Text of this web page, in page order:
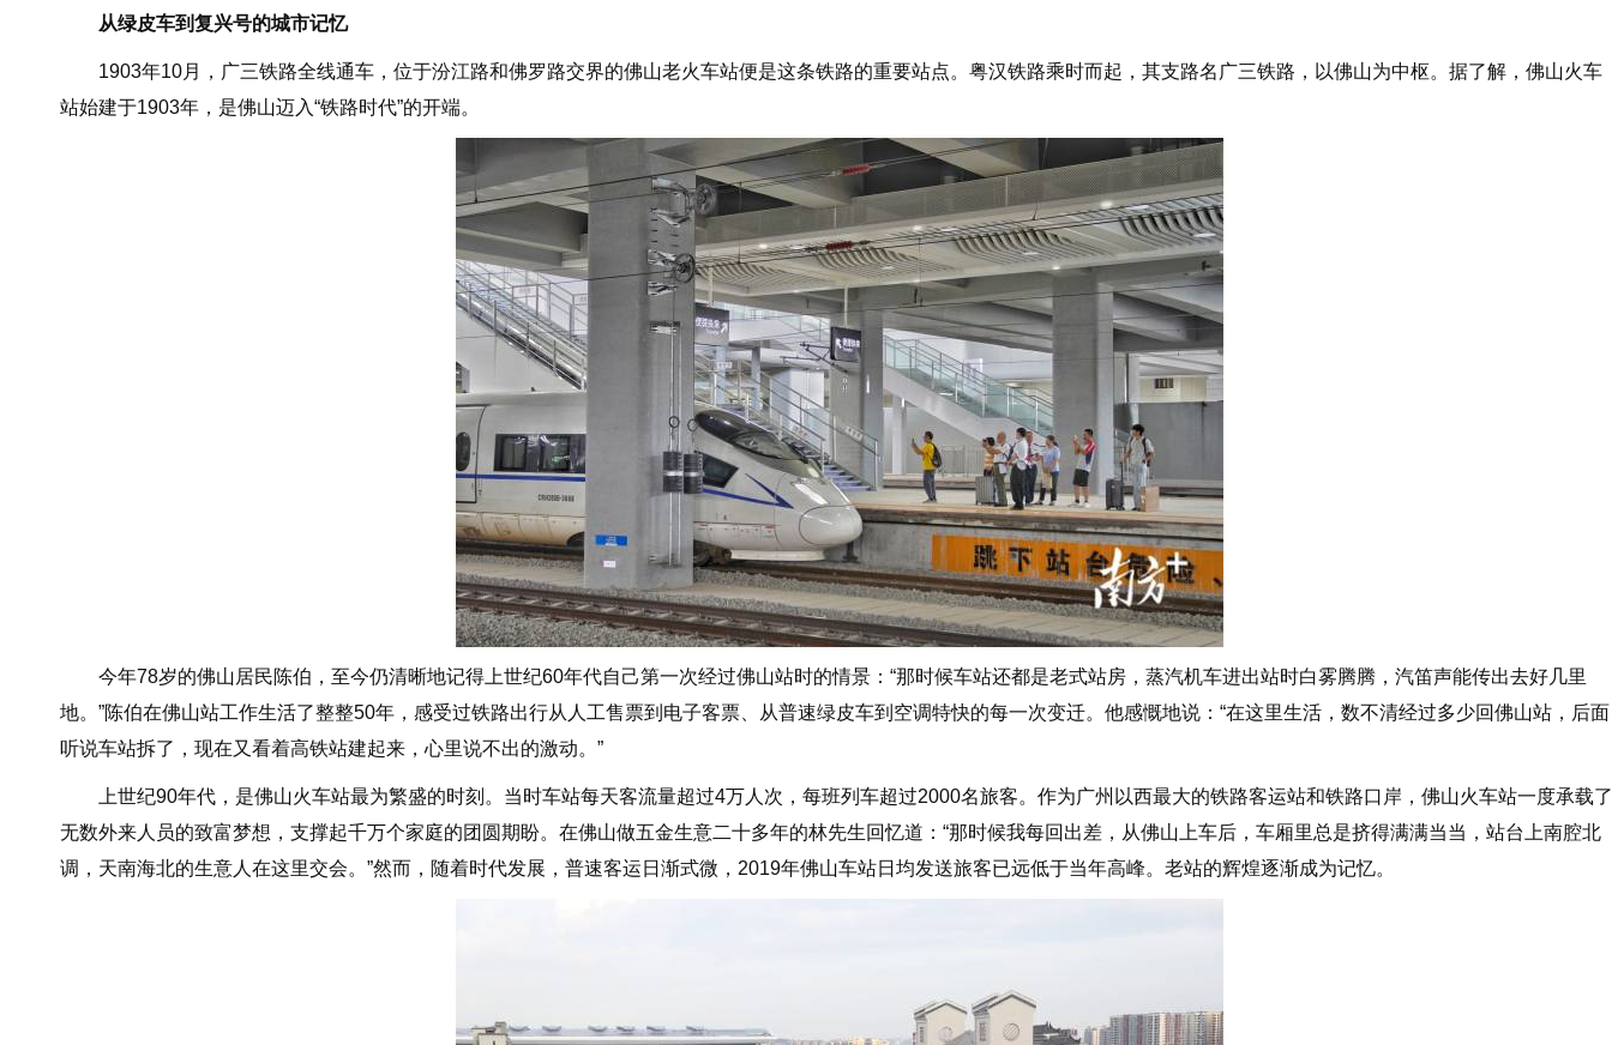
从绿皮车到复兴号的城市记忆
1903年10月，广三铁路全线通车，位于汾江路和佛罗路交界的佛山老火车站便是这条铁路的重要站点。粤汉铁路乘时而起，其支路名广三铁路，以佛山为中枢。据了解，佛山火车
站始建于1903年，是佛山迈入“铁路时代”的开端。
今年78岁的佛山居民陈伯，至今仍清晰地记得上世纪60年代自己第一次经过佛山站时的情景：“那时候车站还都是老式站房，蒸汽机车进出站时白雾腾腾，汽笛声能传出去好几里
地。”陈伯在佛山站工作生活了整整50年，感受过铁路出行从人工售票到电子客票、从普速绿皮车到空调特快的每一次变迁。他感慨地说：“在这里生活，数不清经过多少回佛山站，后面
听说车站拆了，现在又看着高铁站建起来，心里说不出的激动。”
上世纪90年代，是佛山火车站最为繁盛的时刻。当时车站每天客流量超过4万人次，每班列车超过2000名旅客。作为广州以西最大的铁路客运站和铁路口岸，佛山火车站一度承载了
无数外来人员的致富梦想，支撑起千万个家庭的团圆期盼。在佛山做五金生意二十多年的林先生回忆道：“那时候我每回出差，从佛山上车后，车厢里总是挤得满满当当，站台上南腔北
调，天南海北的生意人在这里交会。”然而，随着时代发展，普速客运日渐式微，2019年佛山车站日均发送旅客已远低于当年高峰。老站的辉煌逐渐成为记忆。